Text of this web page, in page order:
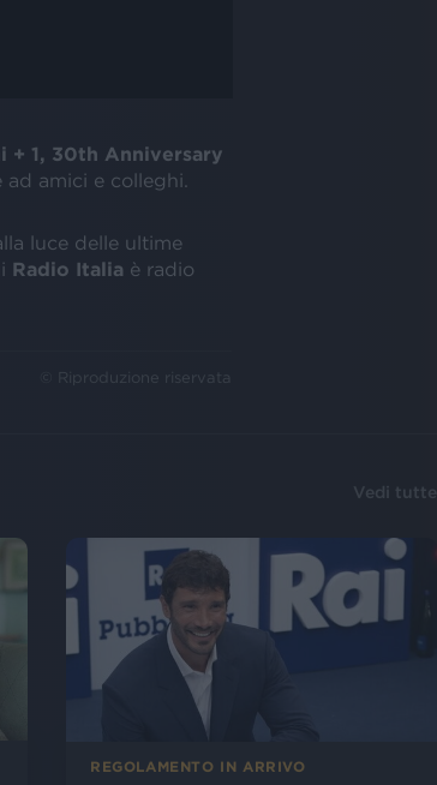
+ 1, 30th Anniversary
ad amici e colleghi.
luce delle ultime
Radio Italia è radio
© Riproduzione riservata
Vedi tutte
REGOLAMENTO IN ARRIVO